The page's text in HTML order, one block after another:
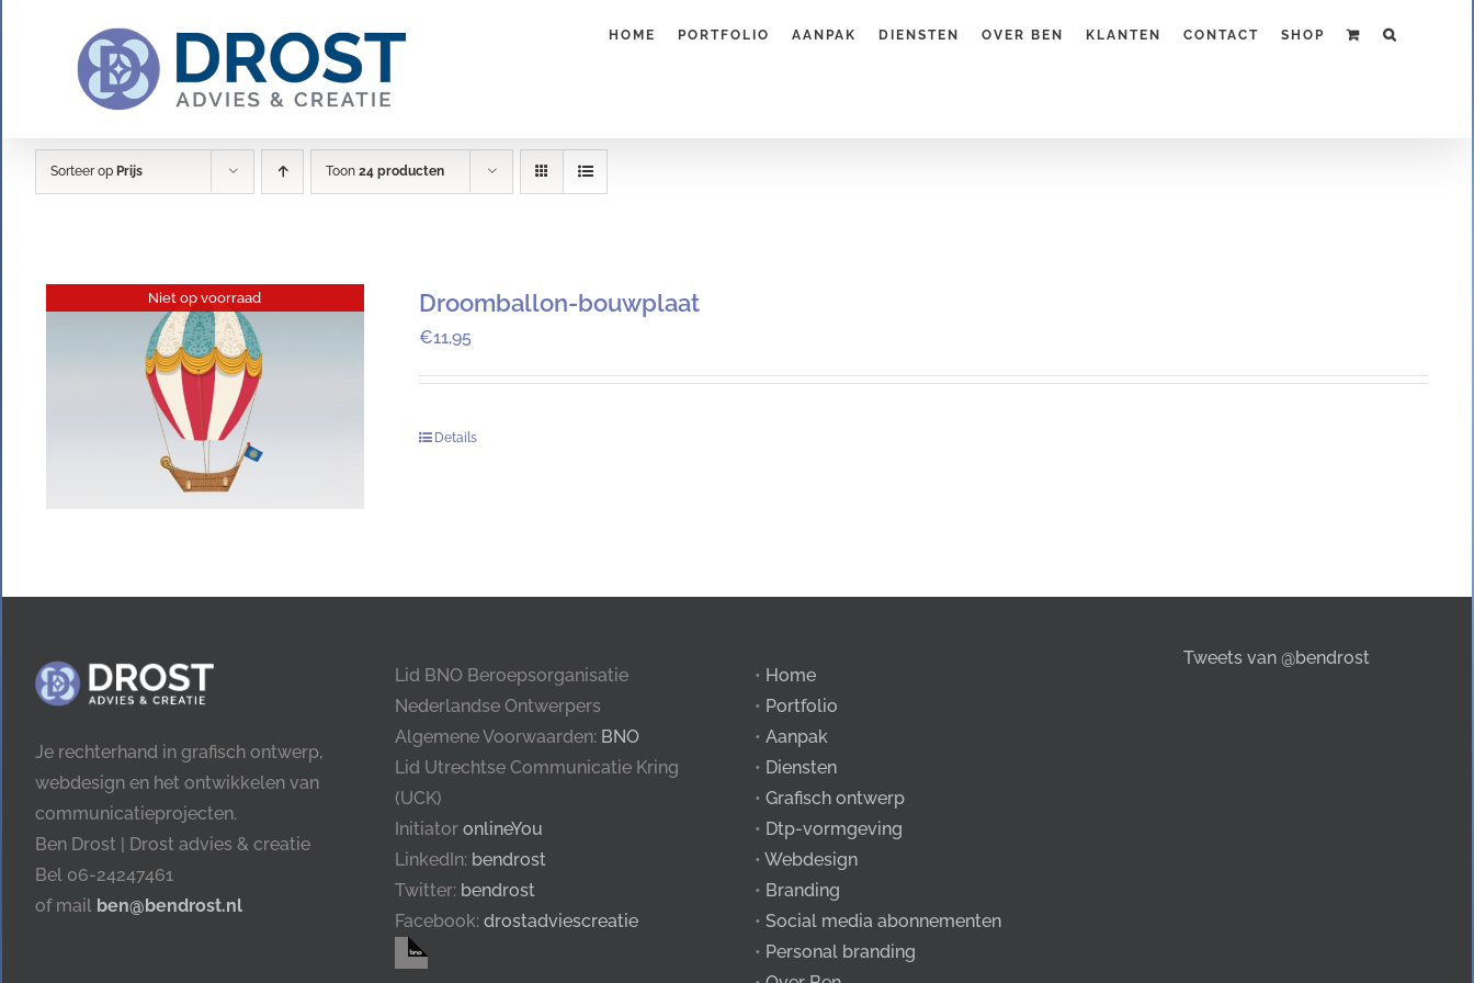
HOME PORTFOLIO AANPAK DIENSTEN OVER BEN KLANTEN CONTACT SHOP
Sorteer op Prijs Toon 24 producten
Niet op voorraad Droomballon-bouwplaat
€11,95
Details
Je rechterhand in grafisch ontwerp,
webdesign en het ontwikkelen van
communicatieprojecten.
Ben Drost | Drost advies & creatie
Bel 06-24247461
of mail ben@bendrost.nl
Lid BNO Beroepsorganisatie
Nederlandse Ontwerpers
Algemene Voorwaarden: BNO
Lid Utrechtse Communicatie Kring
(UCK)
Initiator onlineYou
LinkedIn: bendrost
Twitter: bendrost
Facebook: drostadviescreatie
• Home
• Portfolio
• Aanpak
• Diensten
• Grafisch ontwerp
• Dtp-vormgeving
• Webdesign
• Branding
• Social media abonnementen
• Personal branding
Tweets van @bendrost